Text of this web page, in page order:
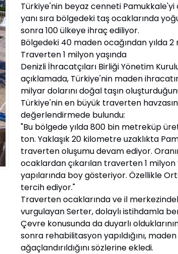
Türkiye'nin beyaz cenneti
yanı sıra bölgedeki taş ocaklarında
sonra 100 ülkeye ihraç ediliyor.
Bölgedeki 40 maden ocağından yılda
Traverten 1 milyon yaşında
Denizli İhracatçıları Birliği Yönetim
açıklamada, Türkiye'nin maden
milyar dolarını doğal taşın
Türkiye'nin en büyük traverten
değerlendirmede bulundu:
"Bu bölgede yılda 800 bin metreküp
ton. Yaklaşık 20 kilometre uzaklıkta
traverten oluşumu devam ediyor.
ocaklardan çıkarılan traverten 1
yapılarında boy gösteriyor. Özellikle
tercih ediyor."
Traverten ocaklarında ve il
vurgulayan Serter, dolaylı istihdamla
Çevre konusunda da duyarlı
sonra rehabilitasyon yapıldığını,
ağaçlandırıldığını sözlerine ekledi.